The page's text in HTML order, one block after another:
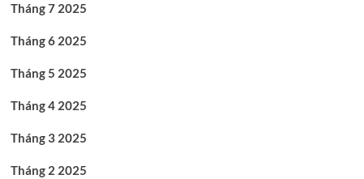
Tháng 7 2025
Tháng 6 2025
Tháng 5 2025
Tháng 4 2025
Tháng 3 2025
Tháng 2 2025